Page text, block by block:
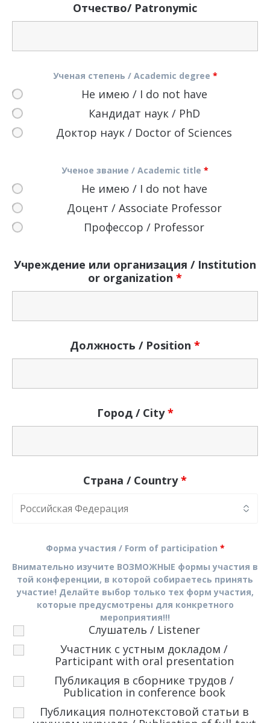
Отчество/ Patronymic
Ученая степень / Academic degree *
Не имею / I do not have
Кандидат наук / PhD
Доктор наук / Doctor of Sciences
Ученое звание / Academic title *
Не имею / I do not have
Доцент / Associate Professor
Профессор / Professor
Учреждение или организация / Institution
or organization *
Должность / Position *
Город / Сity*
Страна / Country*
Форма участия / Form of participation *
Слушатель / Listener
Участник с устным докладом /
Participant with oral presentation
Публикация в сборнике трудов /
Publication in conference book
Публикация полнотекстовой статьи в
Внимательно изучите ВОЗМОЖНЫЕ формы участия в
той конференции, в которой собираетесь принять
участие! Делайте выбор только тех форм участия,
которые предусмотрены для конкретного
мероприятия!!!